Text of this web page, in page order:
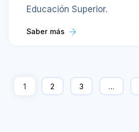
Educación Superior.
Saber más
1 2 3 …